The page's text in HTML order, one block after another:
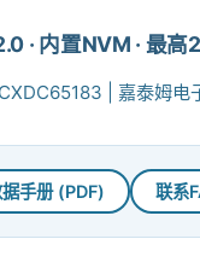
· 内置NVM · 最
| 嘉泰姆
手册 (PDF) 联系